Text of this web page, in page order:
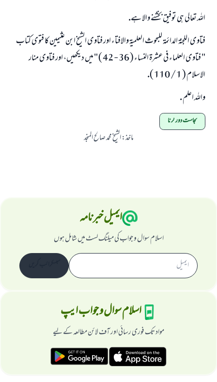
اللہ تعالى ہى توفيق بخشنے والا ہے.
فتاوى اللجنۃ الدائمۃ للبحوث العلميۃ والافتاء اور فتاوى الشيخ ابن عثيمين كا فتوى كتاب
" فتاوى العلماء فى عشرۃ النساء ( 36 - 42 ) " ميں ديكھيں، اور فتاوى منار
الاسلام ( 1 / 110 ).
واللہ اعلم .
نجاست دور کرنا
ماخذ:الشیخ محمد صالح المنجد
ایمیل خبرنامہ
اسلام سوال و جواب کی میلنگ لسٹ میں شامل ہوں
اسلام سوال و جواب ایپ
مواد تک فوری رسائی اور آف لائن مطالعہ کے لیے